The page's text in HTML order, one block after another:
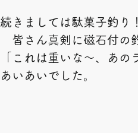
続きましては駄菓子釣り
皆さん真剣に磁石付の
「これは重いな～、あ
あいあいでした。